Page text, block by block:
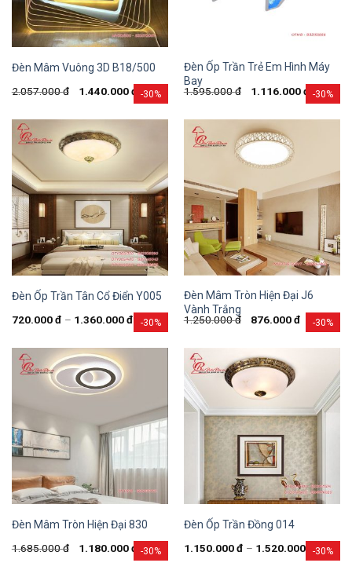
-30%
Đèn Mâm Vuông 3D B18/500
2.057.000đ 1.440.000đ -30%
Đèn Ốp Trần Trẻ Em Hình Máy
Bay
1.595.000đ 1.116.000đ
-30%
Đèn Ốp Trần Tân Cổ Điển Y005
720.000đ – 1.360.000đ -30%
Đèn Mâm Tròn Hiện Đại J6
Vành Trắng
1.250.000đ 876.000đ
-30%
Đèn Mâm Tròn Hiện Đại 830
1.685.000đ 1.180.000đ -30%
Đèn Ốp Trần Đồng 014
1.150.000đ – 1.520.000